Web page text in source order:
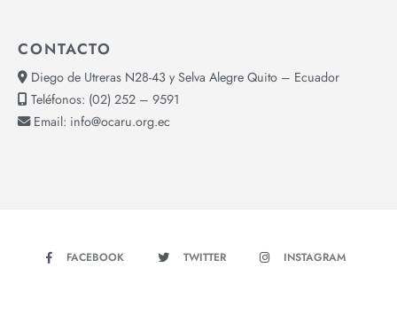
CONTACTO
Diego de Utreras N28-43 y Selva Alegre Quito – Ecuador
Teléfonos: (02) 252 – 9591
Email: info@ocaru.org.ec
FACEBOOK TWITTER INSTAGRAM